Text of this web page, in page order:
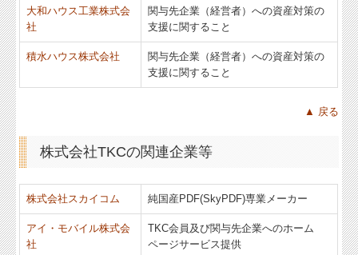
大和ハウス工業株式会
社
関与先企業（経営者）への資産対策の
支援に関すること
積水ハウス株式会社
関与先企業（経営者）への資産対策の
支援に関すること
▲ 戻る
株式会社TKCの関連企業等
株式会社スカイコム 純国産PDF(SkyPDF)専業メーカー
アイ・モバイル株式会
社
TKC会員及び関与先企業へのホーム
ページサービス提供